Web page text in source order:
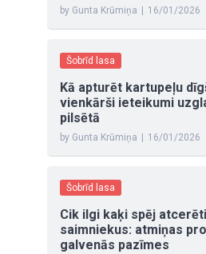
by Gunta Krūmiņa 16/01/2026
Šobrīd lasa
Kā apturēt kartupeļu
vienkārši ieteikumi
pilsētā
by Gunta Krūmiņa 16/01/2026
Šobrīd lasa
Cik ilgi kaķi spēj
saimniekus: atmiņas
galvenās pazīmes